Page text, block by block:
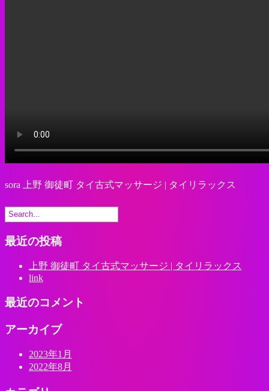
sora 上野 御徒町 タイ古式マッサージ | タイリラックス
最近の投稿
上野 御徒町 タイ古式マッサージ | タイリラックス
link
最近のコメント
アーカイブ
2023年1月
2022年8月